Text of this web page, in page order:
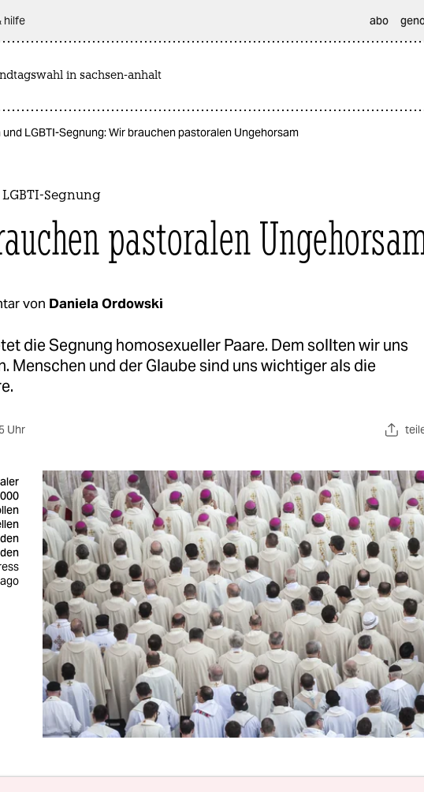
hilfe abo
in sachsen-anhalt
und LGBTI-Segnung: Wir brauchen pastoralen Ungehorsam
Segnung
pastoralen
von Daniela Ordowski
die Segnung homosexueller Paare. Dem sollten wir uns
Menschen und der Glaube sind uns wichtiger als die
Uhr